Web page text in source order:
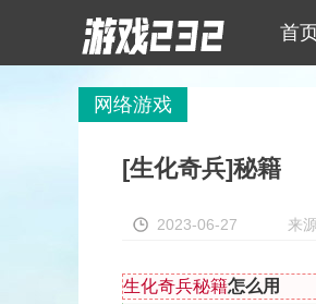
首
网络游戏
[生化奇兵]秘籍
2023-06-27 来
生化奇兵秘籍怎么用